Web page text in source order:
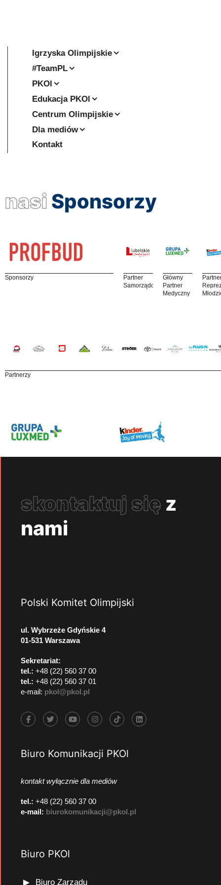
Igrzyska Olimpijskie
#TeamPL
PKOl
Edukacja PKOl
Centrum Olimpijskie
Dla mediów
Kontakt
nasi Sponsorzy
Sponsorzy
Partner
Samorządowy
Główny
Partner
Medyczny
Partnerzy
skontaktuj się z
nami
Polski Komitet Olimpijski
ul. Wybrzeże Gdyńskie 4
01-531 Warszawa
Sekretariat:
tel.: +48 (22) 560 37 00
tel.: +48 (22) 560 37 01
e-mail: pkol@pkol.pl
Biuro Komunikacji PKOl
kontakt wyłącznie dla mediów
tel.: +48 (22) 560 37 00
e-mail: biurokomunikacji@pkol.pl
Biuro PKOl
Biuro Zarządu